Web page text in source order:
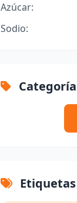
Azúcar:
Sodio:
Categoría
Etiquetas